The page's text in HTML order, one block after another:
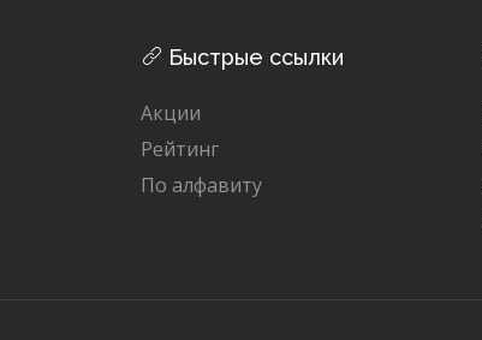
Быстрые ссылки
Акции
Рейтинг
По алфавиту